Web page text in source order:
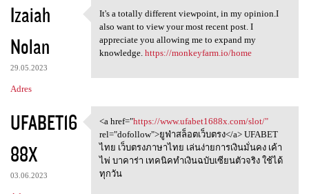
Izaiah
Nolan
29.05.2023
Adres
It's a totally different
It's a totally different viewpoint, in my opinion.I
also want to view your most recent post. I
appreciate you allowing me to expand my
knowledge. https://monkeyfarm.io/home
UFABET16
88X
03.06.2023
<a href="https://www
<a href="https://www.ufabet1688x.com/slot/"
rel="dofollow">ยูฟ่าสล็อตเว็บตรง</a> UFABET
ไทย เว็บตรงภาษาไทย เล่นง่ายการเงินมั่นคง เค้า
ไพ่ บาคาร่า เทคนิคทำเงินฉบับเซียนตัวจริง ใช้ได้
ทุกวัน